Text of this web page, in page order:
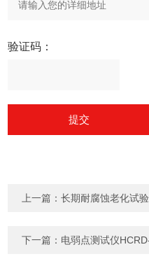
验证码：
上一篇：长期耐腐蚀老化试
下一篇： 电弱点测试仪